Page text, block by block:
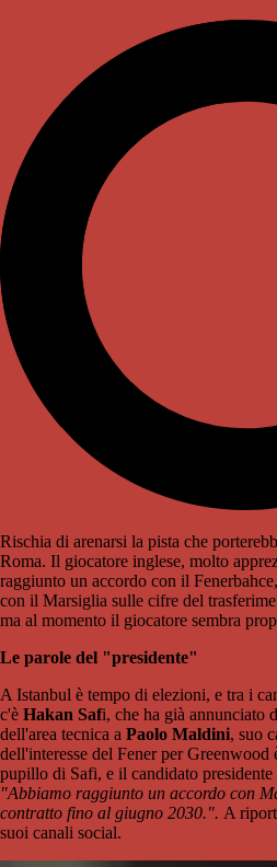
Rischia di arenarsi la pista che
Roma. Il giocatore inglese, molto
raggiunto un accordo con il
con il Marsiglia sulle cifre del
ma al momento il giocatore sembra
Le parole del "presidente"
A Istanbul è tempo di elezioni, e tra i
c'è Hakan Safi, che ha già annunciato
dell'area tecnica a Paolo Maldini, suo
dell'interesse del Fener per Greenwood
pupillo di Safi, e il candidato presidente
"Abbiamo raggiunto un accordo con
contratto fino al giugno 2030.". A
suoi canali social.